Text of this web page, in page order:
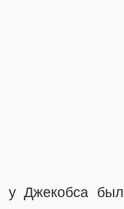
у Джекобса был